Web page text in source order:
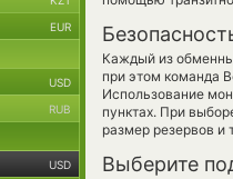
Каждый из
при этом команда
Использование
пунктах. При
размер резервов и
Выберите
EUR
USD
RUB
USD